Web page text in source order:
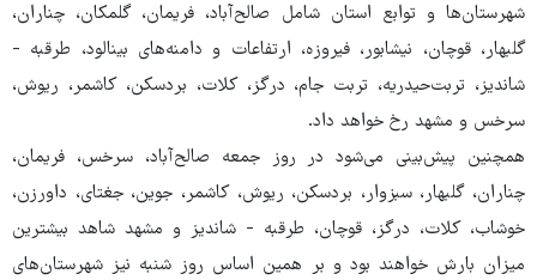
شهرستان‌ها و توابع استان شامل صالح‌آباد، فریمان، گلمکان، چناران،
گلبهار، قوچان، نیشابور، فیروزه، ارتفاعات و دامنه‌های بینالود، طرقبه -
شاندیز، تربت‌حیدریه، تربت جام، درگز، کلات، بردسکن، کاشمر، ریوش،
سرخس و مشهد رخ خواهد داد.
همچنین پیش‌بینی می‌شود در روز جمعه صالح‌آباد، سرخس، فریمان،
چناران، گلبهار، سبزوار، بردسکن، ریوش، کاشمر، جوین، جغتای، داورزن،
خوشاب، کلات، درگز، قوچان، طرقبه - شاندیز و مشهد شاهد بیشترین
میزان بارش خواهند بود و بر همین اساس روز شنبه نیز شهرستان‌های